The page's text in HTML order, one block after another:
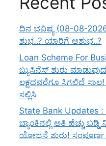
ದಿನ ಭವಿಷ್ಯ (08-08-
ಶುಭ..? ಯಾರಿಗೆ ಅಶುಭ..?
Loan Scheme For
ಬ್ಯುಸಿನೆಸ್ ಶುರು
ಲಕ್ಷದವರೆಗೂ ಸಿಗಲಿದೆ
ಸಲ್ಲಿಸಿ
State Bank Updates :
ಬ್ಯಾಂಕಿನಲ್ಲಿ ಅತಿ ಹೆಚ್ಚು
ಯೋಜನೆ ಶುರು! ಸಂಪೂರ್ಣ